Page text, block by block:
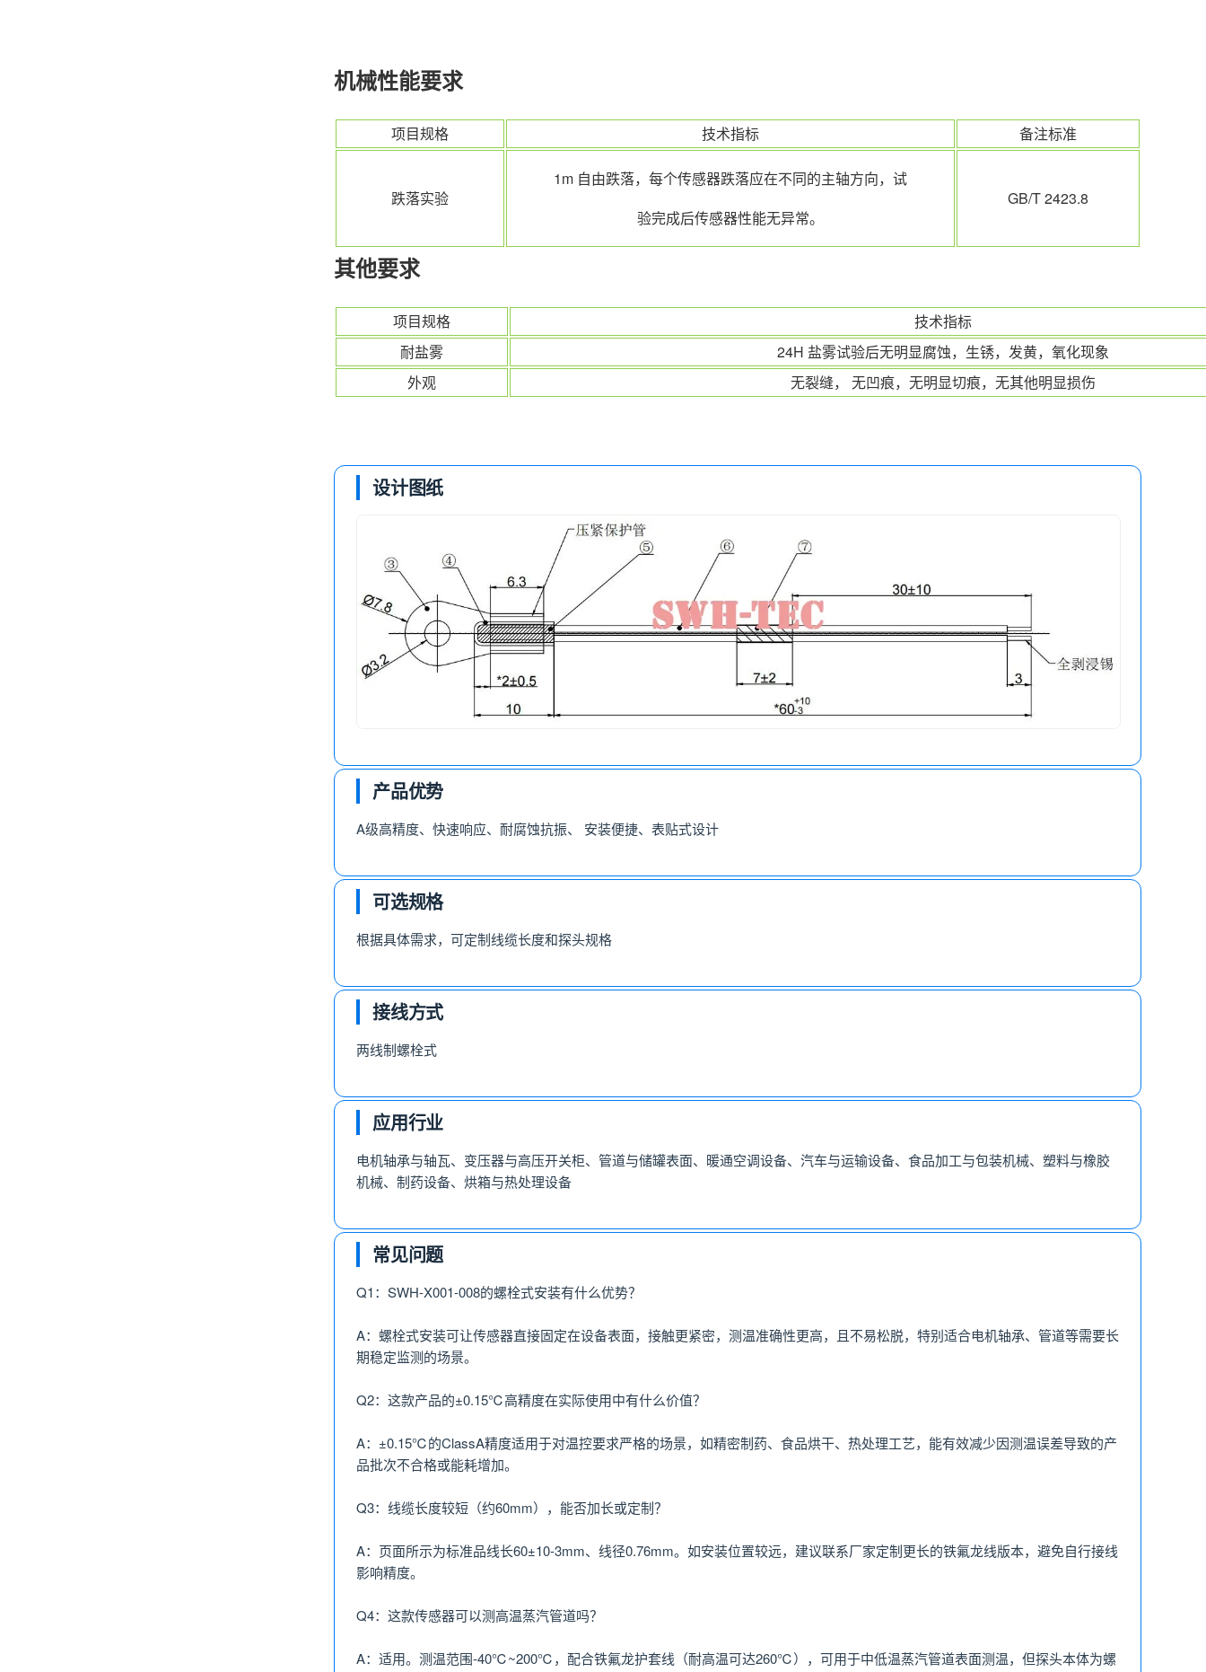
机械性能要求
项目规格 技术指标 备注标准
跌落实验
1m 自由跌落，每个传感器跌落应在不同的主轴方向，试
验完成后传感器性能无异常。
GB/T 2423.8
其他要求
项目规格
技术指标
耐盐雾
24H 盐雾试验后无明显腐蚀，生锈，发黄，氧化现象
外观
无裂缝， 无凹痕，无明显切痕，无其他明显损伤
设计图纸
产品优势
A级高精度、快速响应、耐腐蚀抗振、 安装便捷、表贴式设计
可选规格
根据具体需求，可定制线缆长度和探头规格
接线方式
两线制螺栓式
应用行业
电机轴承与轴瓦、变压器与高压开关柜、管道与储罐表面、暖通空调设备、汽车与运输设备、食品加工与包装机械、塑料与橡胶
机械、制药设备、烘箱与热处理设备
常见问题
Q1：SWH-X001-008的螺栓式安装有什么优势？
A：螺栓式安装可让传感器直接固定在设备表面，接触更紧密，测温准确性更高，且不易松脱，特别适合电机轴承、管道等需要长
期稳定监测的场景。
Q2：这款产品的±0.15℃高精度在实际使用中有什么价值？
A：±0.15℃的ClassA精度适用于对温控要求严格的场景，如精密制药、食品烘干、热处理工艺，能有效减少因测温误差导致的产
品批次不合格或能耗增加。
Q3：线缆长度较短（约60mm），能否加长或定制？
A：页面所示为标准品线长60±10-3mm、线径0.76mm。如安装位置较远，建议联系厂家定制更长的铁氟龙线版本，避免自行接线
影响精度。
Q4：这款传感器可以测高温蒸汽管道吗？
A：适用。测温范围-40℃~200℃，配合铁氟龙护套线（耐高温可达260℃），可用于中低温蒸汽管道表面测温，但探头本体为螺